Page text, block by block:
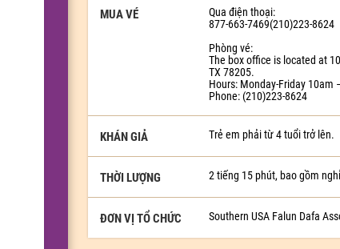
MUA VÉ
Qua điện thoại:
877-663-7469(210)223-8624
Phòng vé:
The box office is located at
TX 78205.
Hours: Monday-Friday
Phone: (210)223-8624
KHÁN GIẢ Trẻ em phải từ 4 tuổi trở lên.
THỜI LƯỢNG 2 tiếng 15 phút, bao gồm
ĐƠN VỊ TỔ CHỨC Southern USA Falun Dafa